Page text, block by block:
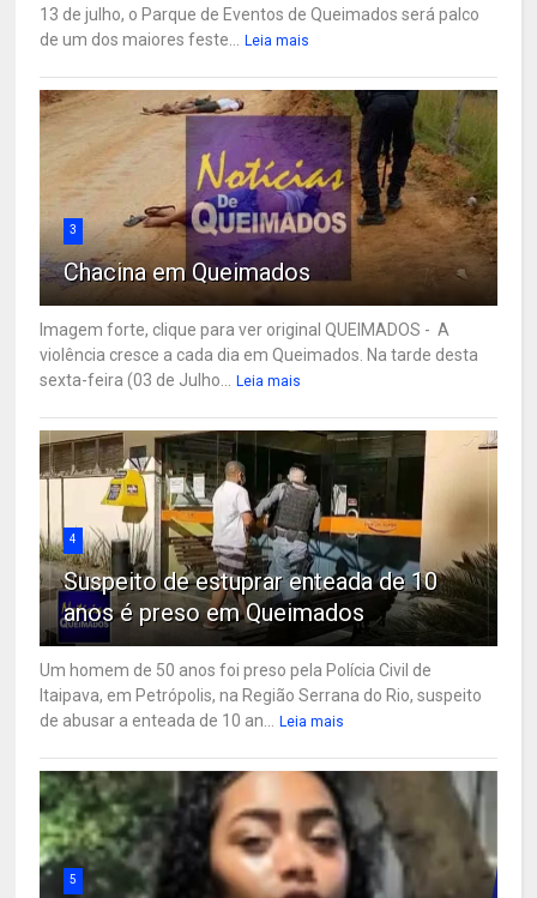
13 de julho, o Parque de Eventos de Queimados será palco
de um dos maiores feste...
Leia mais
3
Chacina em Queimados
Imagem forte, clique para ver original QUEIMADOS - A
violência cresce a cada dia em Queimados. Na tarde desta
sexta-feira (03 de Julho...
Leia mais
4
Suspeito de estuprar enteada de 10
anos é preso em Queimados
Um homem de 50 anos foi preso pela Polícia Civil de
Itaipava, em Petrópolis, na Região Serrana do Rio, suspeito
de abusar a enteada de 10 an...
Leia mais
5